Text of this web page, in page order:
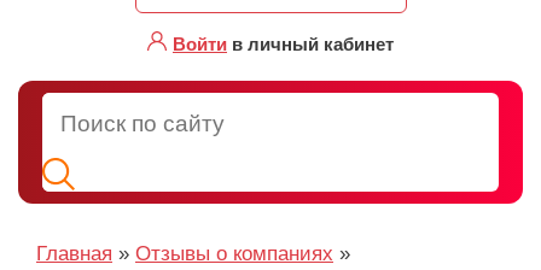
Войти в личный кабинет
Главная » Отзывы о компаниях »